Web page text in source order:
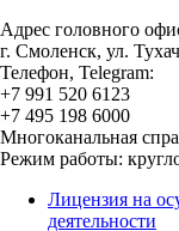
Адрес головного
г. Смоленск, ул.
Телефон, Telegram:
+7 991 520 6123
+7 495 198 6000
Многоканальная
Режим работы:
Лицензия на
деятельности